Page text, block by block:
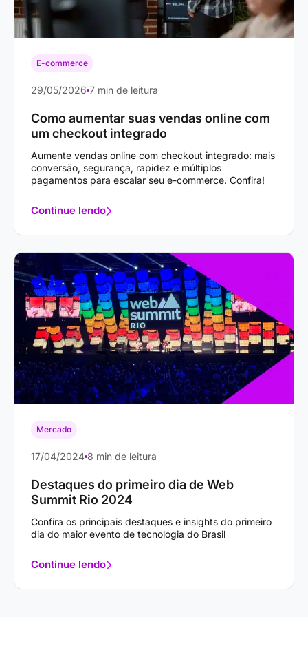
E-commerce
29/05/2026 7 min de leitura
Como aumentar suas vendas online com
um checkout integrado
Aumente vendas online com checkout integrado: mais
conversão, segurança, rapidez e múltiplos
pagamentos para escalar seu e-commerce. Confira!
Continue lendo
Mercado
17/04/2024 8 min de leitura
Destaques do primeiro dia de Web
Summit Rio 2024
Confira os principais destaques e insights do primeiro
dia do maior evento de tecnologia do Brasil
Continue lendo